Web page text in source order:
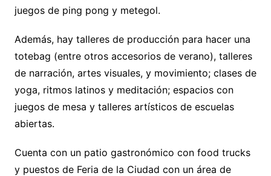
juegos de ping pong y metegol.
Además, hay talleres de producción para hacer una
totebag (entre otros accesorios de verano), talleres
de narración, artes visuales, y movimiento; clases de
yoga, ritmos latinos y meditación; espacios con
juegos de mesa y talleres artísticos de escuelas
abiertas.
Cuenta con un patio gastronómico con food trucks
y puestos de Feria de la Ciudad con un área de